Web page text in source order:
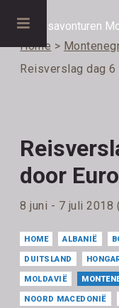
Home >
Reisverslag dag 6
door
8 juni - 7 juli 2018
HOME ALBANIË
DUITSLAND
MOLDAVIË
NOORD MACEDONIË